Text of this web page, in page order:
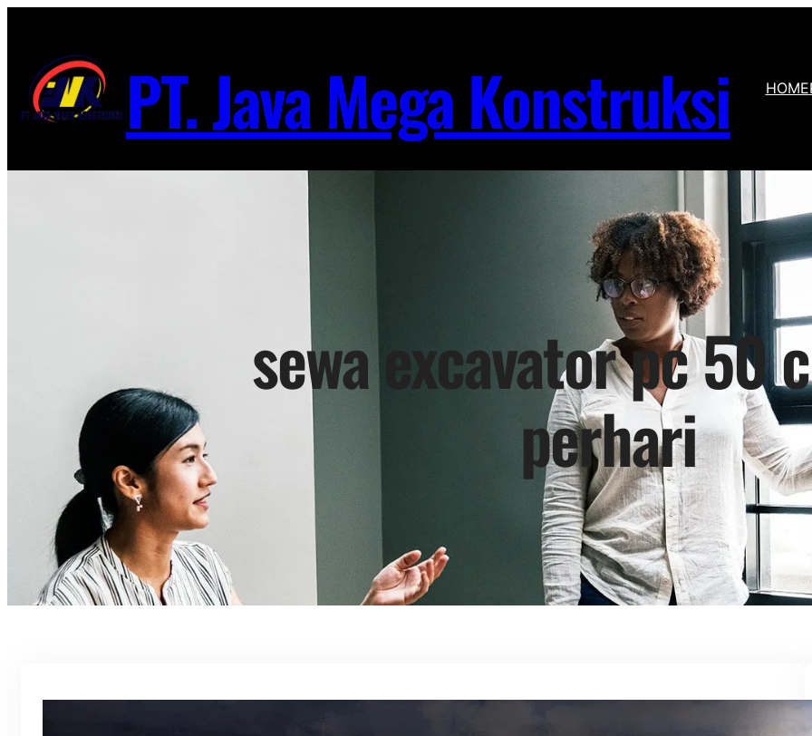
konten
PT. Java Mega Konstruksi HOME
sewa excavator pc 50
perhari